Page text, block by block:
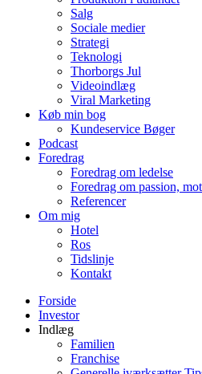
Salg
Sociale medier
Strategi
Teknologi
Thorborgs Jul
Videoindlæg
Viral Marketing
Køb min bog
Kundeservice Bøger
Podcast
Foredrag
Foredrag om ledelse
Foredrag om passion,
Referencer
Om mig
Hotel
Ros
Tidslinje
Kontakt
Forside
Investor
Indlæg
Familien
Franchise